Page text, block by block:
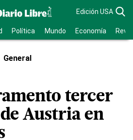
Edición USA
Política Mundo Economía
General
tercer
Austria en